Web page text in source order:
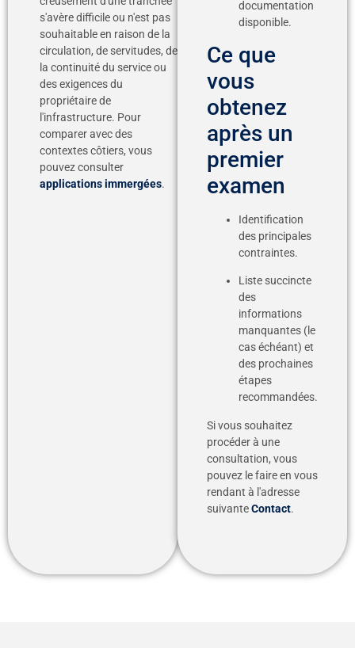
s'avère difficile ou n'est pas
souhaitable en raison de la
circulation, de servitudes, de
la continuité du service ou
des exigences du
propriétaire de
l'infrastructure. Pour
comparer avec des
contextes côtiers, vous
pouvez consulter
applications immergées.
documentation
disponible.
Ce que
vous
obtenez
après un
premier
examen
Identification
des principales
contraintes.
Liste succincte
des
informations
manquantes (le
cas échéant) et
des prochaines
étapes
recommandées.
Si vous souhaitez
procéder à une
consultation, vous
pouvez le faire en vous
rendant à l'adresse
suivanteContact.